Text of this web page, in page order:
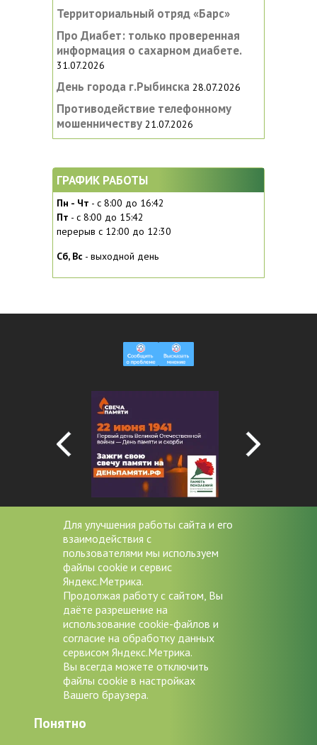
Территориальный отряд «Барс»
Про Диабет: только проверенная
информация о сахарном диабете.
31.07.2026
День города г.Рыбинска 28.07.2026
Противодействие телефонному
мошенничеству 21.07.2026
ГРАФИК РАБОТЫ
Пн - Чт - с 8:00 до 16:42
Пт - с 8:00 до 15:42
перерыв с 12:00 до 12:30
Сб, Вc - выходной день
+7 (4852) 20-53-08
miac@zdrav76.ru
150000 г. Ярославль, Советская
д.11/9
Версия для слабовидящих
"Медицинский информационно-
Для улучшения работы сайта и его
взаимодействия с
пользователями мы используем
файлы cookie и сервис
Яндекс.Метрика.
Продолжая работу с сайтом, Вы
даёте разрешение на
использование cookie-файлов и
согласие на обработку данных
сервисом Яндекс.Метрика.
Вы всегда можете отключить
файлы cookie в настройках
Вашего браузера.
Понятно